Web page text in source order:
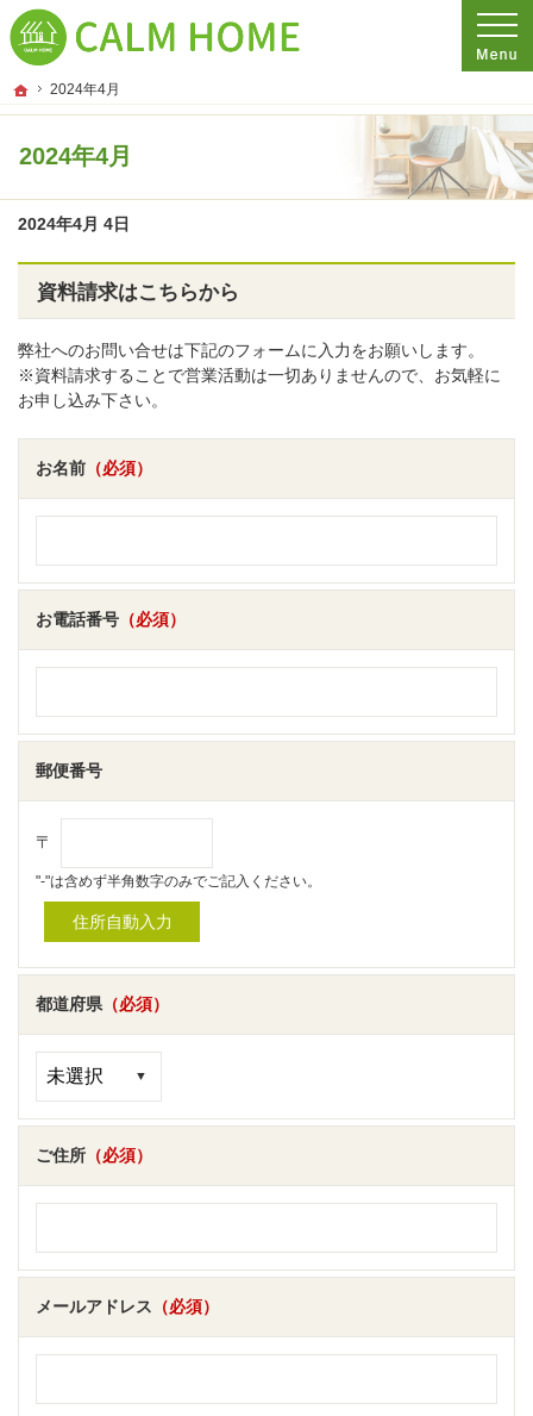
ホーム
2024年4月
2024年4月
プロの目線からご提案。埼玉県さいたま市の注文住宅・新築戸建てを手がける工
埼玉県さいたま市の新築・注文住宅・新築戸建てを手がける工務店ならCALM
2024年4月 4日
資料請求はこちらから
弊社へのお問い合せは下記のフォームに入力をお願いします。
※資料請求することで営業活動は一切ありませんので、お気軽に
お申し込み下さい。
お名前 （必須）
お電話番号 （必須）
郵便番号
〒
"-"は含めず半角数字のみでご記入ください。
都道府県 （必須）
ご住所 （必須）
メールアドレス （必須）